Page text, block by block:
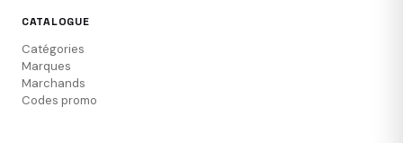
CATALOGUE
Catégories
Marques
Marchands
Codes promo